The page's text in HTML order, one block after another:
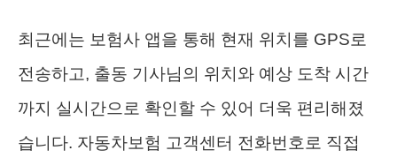
최근에는 보험사 앱을 통해 현재 위치를 GPS로
전송하고, 출동 기사님의 위치와 예상 도착 시간
까지 실시간으로 확인할 수 있어 더욱 편리해졌
습니다. 자동차보험 고객센터 전화번호로 직접